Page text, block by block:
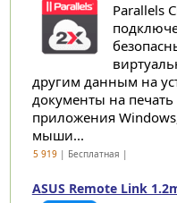
Parallels
другим данным на
документы на
приложения
мыши...
5 919| Бесплатная |
ASUS Remote Link